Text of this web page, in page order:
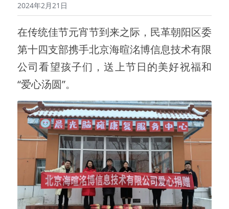
机构大事记
审计材料
园区环境
康复课程
脑瘫知识
志愿者招募
爱心捐助
捐赠公示
活动
活动
2024年2月21日
在传统佳节元宵节到来之际，民革朝阳区委
第十四支部携手北京海暄洺博信息技术有限
公司看望孩子们，送上节日的美好祝福和
“爱心汤圆”。